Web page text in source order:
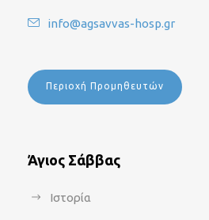
info@agsavvas-hosp.gr
Περιοχή Προμηθευτών
Άγιος Σάββας
Ιστορία